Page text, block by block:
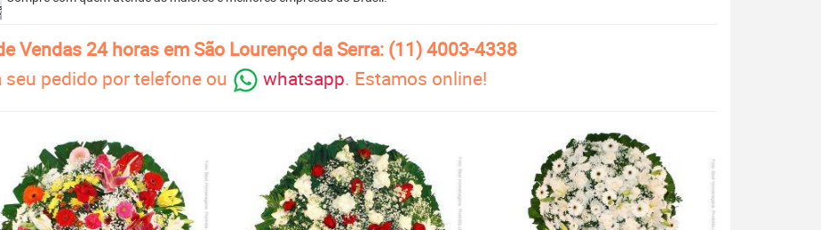
Vendas 24 horas em São Lourenço da Serra: (11) 4003-4338
seu pedido por telefone ou
whatsapp. Estamos online!